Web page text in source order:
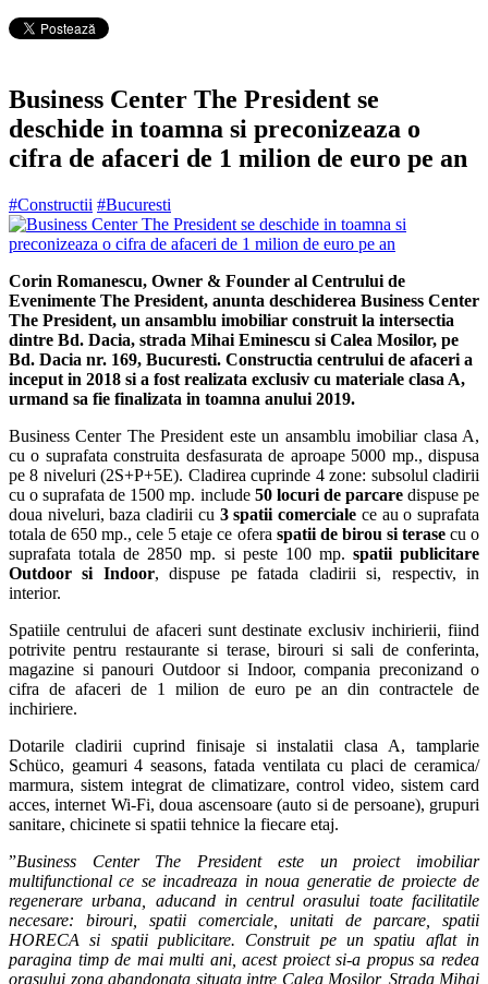
Business Center The President se
deschide in toamna si preconizeaza o
cifra de afaceri de 1 milion de euro pe an
#Constructii #Bucuresti
Corin Romanescu, Owner & Founder al Centrului de
Evenimente The President, anunta deschiderea Business Center
The President, un ansamblu imobiliar construit la intersectia
dintre Bd. Dacia, strada Mihai Eminescu si Calea Mosilor, pe
Bd. Dacia nr. 169, Bucuresti. Constructia centrului de afaceri a
inceput in 2018 si a fost realizata exclusiv cu materiale clasa A,
urmand sa fie finalizata in toamna anului 2019.
Business Center The President este un ansamblu imobiliar clasa A,
cu o suprafata construita desfasurata de aproape 5000 mp., dispusa
pe 8 niveluri (2S+P+5E). Cladirea cuprinde 4 zone: subsolul cladirii
cu o suprafata de 1500 mp. include 50 locuri de parcaredispuse pe
doua niveluri,baza cladirii cu 3 spatii comerciale ce au o suprafata
totala de 650 mp., cele 5 etaje ce ofera spatii de birou si terasecu o
suprafata totala de 2850 mp. si peste 100 mp. spatii publicitare
Outdoor si Indoor, dispuse pe fatada cladirii si, respectiv, in
interior.
Spatiile centrului de afaceri sunt destinate exclusiv inchirierii, fiind
potrivite pentru restaurante si terase, birouri si sali de conferinta,
magazine si panouri Outdoor si Indoor, compania preconizand o
cifra de afaceri de 1 milion de euro pe an din contractele de
inchiriere.
Dotarile cladirii cuprind finisaje si instalatii clasa A, tamplarie
Schüco, geamuri 4 seasons, fatada ventilata cu placi de ceramica/
marmura, sistem integrat de climatizare, control video, sistem card
acces, internet Wi-Fi, doua ascensoare (auto si de persoane), grupuri
sanitare, chicinete si spatii tehnice la fiecare etaj.
”Business Center The President este un proiect imobiliar
multifunctional ce se incadreaza in noua generatie de proiecte de
regenerare urbana, aducand in centrul orasului toate facilitatile
necesare: birouri, spatii comerciale, unitati de parcare, spatii
HORECA si spatii publicitare. Construit pe un spatiu aflat in
paragina timp de mai multi ani, acest proiect si-a propus sa redea
orasului zona abandonata situata intre Calea Mosilor, Strada Mihai